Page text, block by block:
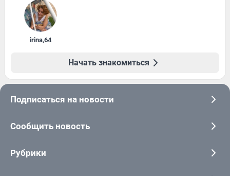
irina,64
Начать знакомиться
Подписаться на новости
Сообщить новость
Рубрики